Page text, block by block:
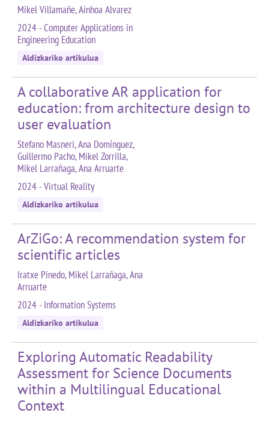
Mikel Villamañe, Ainhoa Alvarez
2024 - Computer Applications in
Engineering Education
Aldizkariko artikulua
A collaborative AR application for
education: from architecture design to
user evaluation
Stefano Masneri, Ana Domínguez,
Guillermo Pacho, Mikel Zorrilla,
Mikel Larrañaga, Ana Arruarte
2024 - Virtual Reality
Aldizkariko artikulua
ArZiGo: A recommendation system for
scientific articles
Iratxe Pinedo, Mikel Larrañaga, Ana
Arruarte
2024 - Information Systems
Aldizkariko artikulua
Exploring Automatic Readability
Assessment for Science Documents
within a Multilingual Educational
Context